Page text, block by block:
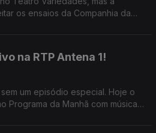
os ensaios da Companhia da
na RTP Antena 1!
um episódio especial. Hoje o
Programa da Manhã com música